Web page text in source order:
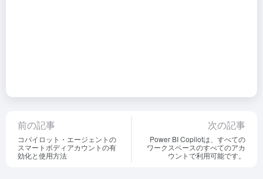
前の記事
コパイロット・エージェントの
スマートボディアカウントの有
効化と使用方法
次の記事
Power BI Copilotは、すべての
ワークスペースのすべてのアカ
ウントで利用可能です。